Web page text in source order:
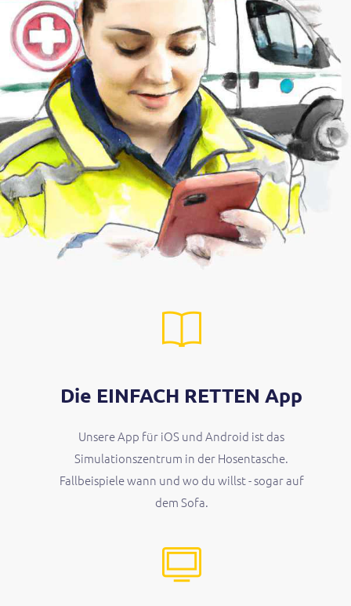
Die EINFACH RETTEN App
Unsere App für iOS und Android ist das
Simulationszentrum in der Hosentasche.
Fallbeispiele wann und wo du willst - sogar auf
dem Sofa.